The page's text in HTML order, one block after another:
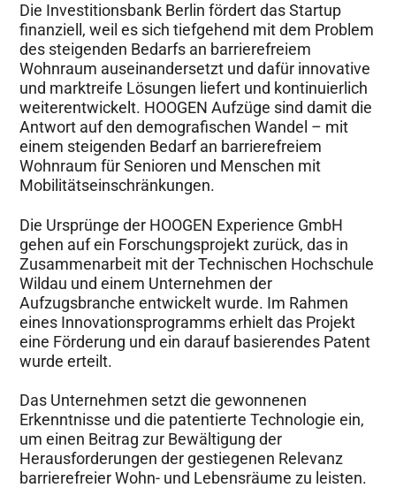
Die Investitionsbank Berlin fördert das Startup
finanziell, weil es sich tiefgehend mit dem Problem
des steigenden Bedarfs an barrierefreiem
Wohnraum auseinandersetzt und dafür innovative
und marktreife Lösungen liefert und kontinuierlich
weiterentwickelt. HOOGEN Aufzüge sind damit die
Antwort auf den demografischen Wandel – mit
einem steigenden Bedarf an barrierefreiem
Wohnraum für Senioren und Menschen mit
Mobilitätseinschränkungen.
Die Ursprünge der HOOGEN Experience GmbH
gehen auf ein Forschungsprojekt zurück, das in
Zusammenarbeit mit der Technischen Hochschule
Wildau und einem Unternehmen der
Aufzugsbranche entwickelt wurde. Im Rahmen
eines Innovationsprogramms erhielt das Projekt
eine Förderung und ein darauf basierendes Patent
wurde erteilt.
Das Unternehmen setzt die gewonnenen
Erkenntnisse und die patentierte Technologie ein,
um einen Beitrag zur Bewältigung der
Herausforderungen der gestiegenen Relevanz
barrierefreier Wohn- und Lebensräume zu leisten.